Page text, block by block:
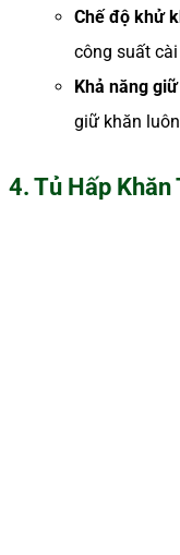
Chế độ khử
công suất
Khả năng
giữ khăn
4. Tủ Hấp